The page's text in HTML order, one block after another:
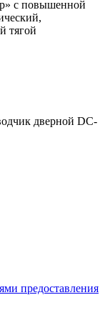
с повышенной
тягой
дверной DC-
предоставления